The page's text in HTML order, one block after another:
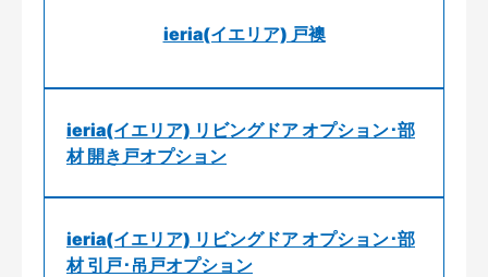
ieria(イエリア) 戸襖
ieria(イエリア) リビングドア オプション･部
材 開き戸オプション
ieria(イエリア) リビングドア オプション･部
材 引戸･吊戸オプション